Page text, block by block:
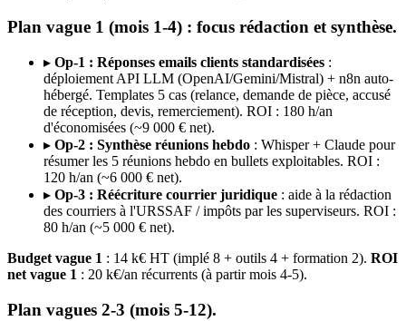
Plan vague 1 (mois 1-4) : focus rédaction et synthèse.
▸ Op-1 : Réponses emails clients standardisées :
déploiement API LLM (OpenAI/Gemini/Mistral) + n8n auto-
hébergé. Templates 5 cas (relance, demande de pièce, accusé
de réception, devis, remerciement). ROI : 180 h/an
d'économisées (~9 000 € net).
▸ Op-2 : Synthèse réunions hebdo : Whisper + Claude pour
résumer les 5 réunions hebdo en bullets exploitables. ROI :
120 h/an (~6 000 € net).
▸ Op-3 : Réécriture courrier juridique : aide à la rédaction
des courriers à l'URSSAF / impôts par les superviseurs. ROI :
80 h/an (~5 000 € net).
Budget vague 1 : 14 k€ HT (implé 8 + outils 4 + formation 2). ROI
net vague 1 : 20 k€/an récurrents (à partir mois 4-5).
Plan vagues 2-3 (mois 5-12).